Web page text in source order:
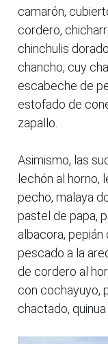
camarón,
cordero,
chinchulis
chancho, cuy
escabeche de
estofado de
zapallo.
Asimismo, las
lechón al horno,
pecho, malaya
pastel de papa,
albacora, pepián
pescado a la
de cordero al
con cochayuyo,
chactado, quinua